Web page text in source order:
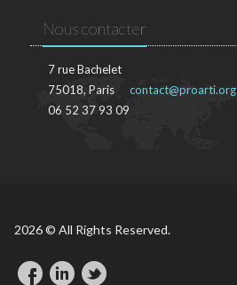
Nous contacter
7 rue Bachelet
75018, Paris
06 52 37 93 09
contact@proarti.org
2026 © All Rights Reserved.